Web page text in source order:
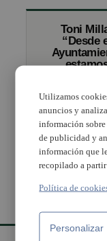
Toni
“Desde
asociación
la zona
Utilizamos
anuncios y
información
de publicidad y
información que
recopilado a partir
Política de
Personalizar